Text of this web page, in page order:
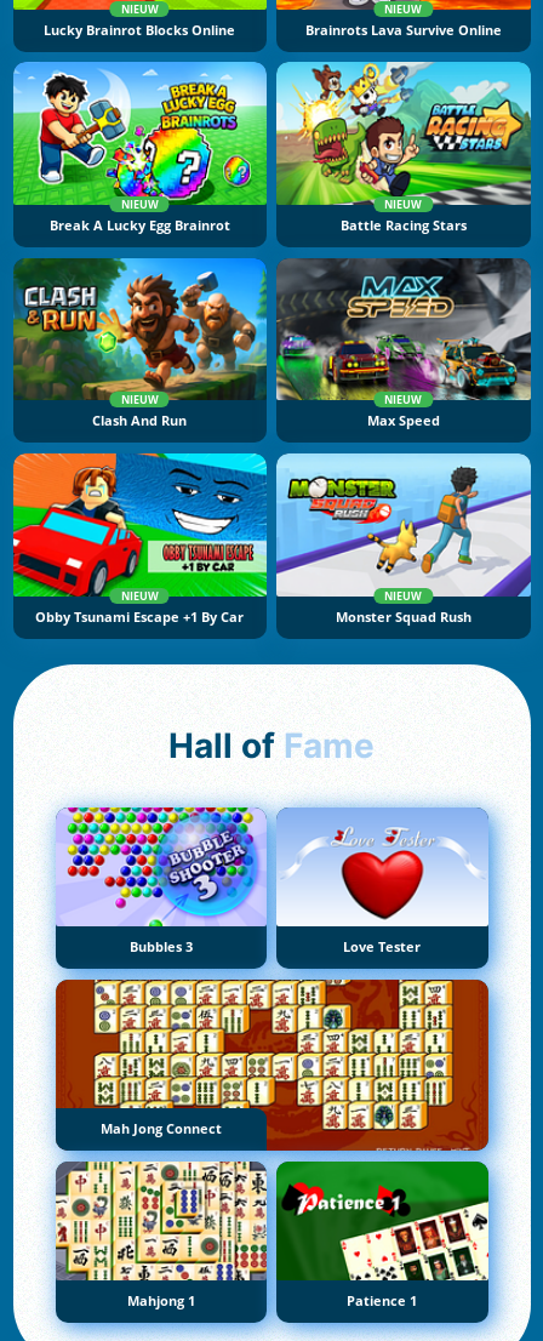
NIEUW
Lucky Brainrot Blocks Online
NIEUW
Brainrots Lava Survive Online
NIEUW
Break A Lucky Egg Brainrot
NIEUW
Battle Racing Stars
NIEUW
Clash And Run
NIEUW
Max Speed
NIEUW
Obby Tsunami Escape +1 By Car
NIEUW
Monster Squad Rush
Hall of Fame
Bubbles 3 Love Tester
Mah Jong Connect
Mahjong 1 Patience 1